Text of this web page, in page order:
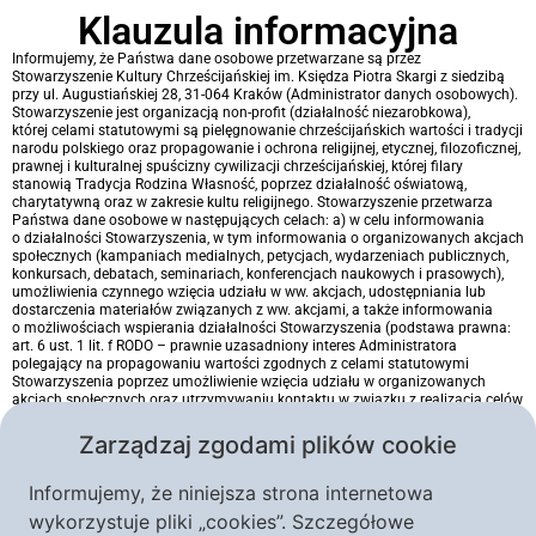
Klauzula informacyjna​
Informujemy, że Państwa dane osobowe przetwarzane są przez
Stowarzyszenie Kultury Chrześcijańskiej im. Księdza Piotra Skargi z siedzibą
przy ul. Augustiańskiej 28, 31-064 Kraków (Administrator danych osobowych).
Stowarzyszenie jest organizacją non-profit (działalność niezarobkowa),
której celami statutowymi są pielęgnowanie chrześcijańskich wartości i tradycji
narodu polskiego oraz propagowanie i ochrona religijnej, etycznej, filozoficznej,
prawnej i kulturalnej spuścizny cywilizacji chrześcijańskiej, której filary
stanowią Tradycja Rodzina Własność, poprzez działalność oświatową,
charytatywną oraz w zakresie kultu religijnego. Stowarzyszenie przetwarza
Państwa dane osobowe w następujących celach: a) w celu informowania
o działalności Stowarzyszenia, w tym informowania o organizowanych akcjach
społecznych (kampaniach medialnych, petycjach, wydarzeniach publicznych,
konkursach, debatach, seminariach, konferencjach naukowych i prasowych),
umożliwienia czynnego wzięcia udziału w ww. akcjach, udostępniania lub
dostarczenia materiałów związanych z ww. akcjami, a także informowania
o możliwościach wspierania działalności Stowarzyszenia (podstawa prawna:
art. 6 ust. 1 lit. f RODO – prawnie uzasadniony interes Administratora
polegający na propagowaniu wartości zgodnych z celami statutowymi
Stowarzyszenia poprzez umożliwienie wzięcia udziału w organizowanych
akcjach społecznych oraz utrzymywaniu kontaktu w związku z realizacją celów
poprzez wpłatę darowizny – w celu wykonania umowy darowizny (podstawa
prawna: art. 6 ust. 1 lit. b RODO – wykonanie umowy); c) w celu zabezpieczenia
kontaktu z osobą, która wzięła udział w akcji (podstawa prawna: art. 6 ust. 1 lit.
f RODO – prawnie uzasadniony interes Administratora polegający
na dochodzeniu lub obronie przed ewentualnymi roszczeniami). Podanie przez
Zarządzaj zgodami plików cookie
Informujemy, że niniejsza strona internetowa
wykorzystuje pliki „cookies”. Szczegółowe